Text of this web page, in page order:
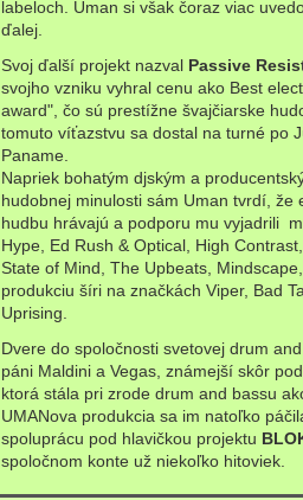
labeloch. Uman si však čoraz viac
ďalej.
Svoj ďalší projekt nazval Passive
svojho vzniku vyhral cenu ako Best
award", čo sú prestížne švajčiarske
tomuto víťazstvu sa dostal na turné po
Paname.
Napriek bohatým djským a
hudobnej minulosti sám Uman tvrdí, že
hudbu hrávajú a podporu mu vyjadrili
Hype, Ed Rush & Optical, High
State of Mind, The Upbeats,
produkciu šíri na značkách Viper, Bad
Uprising.
Dvere do spoločnosti svetovej drum
páni Maldini a Vegas, známejší skôr
ktorá stála pri zrode drum and bassu
UMANova produkcia sa im natoľko
spoluprácu pod hlavičkou projektu
spoločnom konte už niekoľko hitoviek.